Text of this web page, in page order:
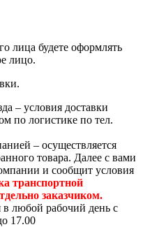
лица будете оформлять
лицо.
– условия доставки
по логистике по тел.
– осуществляется
товара. Далее с вами
и сообщит условия
транспортной
заказчиком.
в любой рабочий день с
17.00